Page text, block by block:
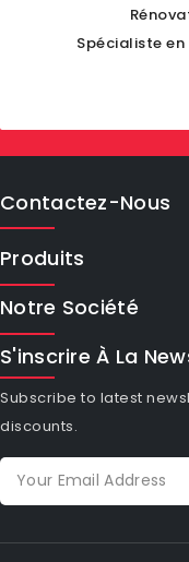
Spécialiste
Contactez-Nous
Produits
Notre Société
S'inscrire À La
Subscribe to latest
discounts.